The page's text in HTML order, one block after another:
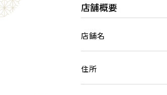
店舗概要
店舗名
住所